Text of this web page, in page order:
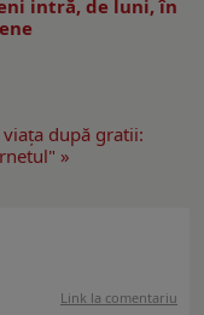
intră, de luni, în
după gratii:
»
Link la comentariu